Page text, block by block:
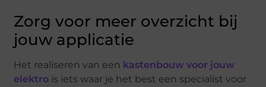
Zorg voor meer overzicht bij
jouw applicatie
Het realiseren van een kastenbouw voor jouw
elektro is iets waar je het best een specialist voor